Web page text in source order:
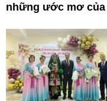
những ước mơ của